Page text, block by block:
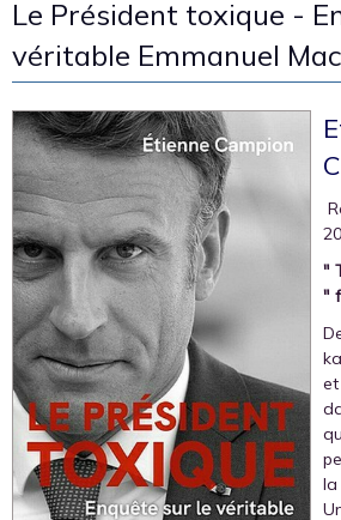
Le Président toxique -
véritable Emmanuel
"
"
la